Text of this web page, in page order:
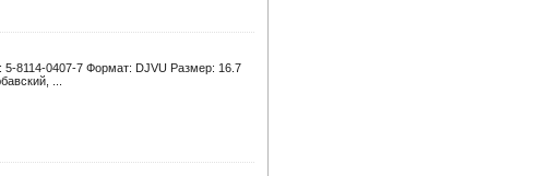
5-8114-0407-7 Формат: DJVU Размер: 16.7
...